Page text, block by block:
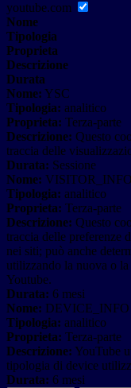
youtube.com
Nome
Tipologia
Proprieta
Descrizione
Durata
Nome: YSC
Tipologia: analitico
Proprieta: Terza-parte
Descrizione: Questo
traccia delle
Durata: Sessione
Nome:
Tipologia: analitico
Proprieta: Terza-parte
Descrizione: Questo
traccia delle preferenze
nei siti; può anche
utilizzando la nuova o
Youtube.
Durata: 6 mesi
Nome: DEVICE_INFO
Tipologia: analitico
Proprieta: Terza-parte
Descrizione: YouTube
tipologia di device
Durata: 6 mesi